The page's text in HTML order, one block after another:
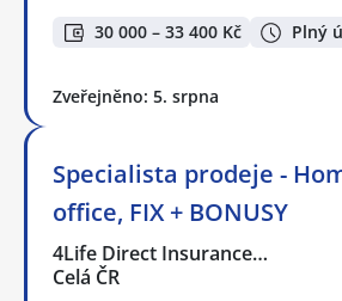
30 000 – 33 400 Kč Plný
Zveřejněno: 5. srpna
Specialista prodeje -
office, FIX + BONUSY
4Life Direct Insurance…
Celá ČR